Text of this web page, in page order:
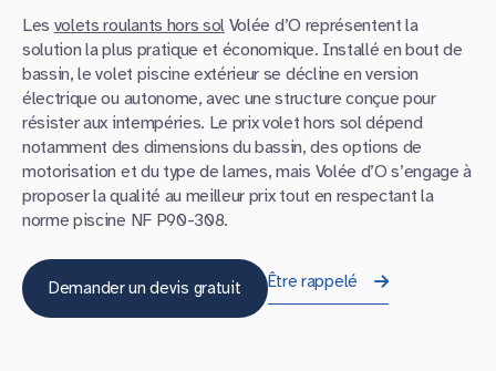
Les volets roulants hors sol Volée d’O représentent la
solution la plus pratique et économique. Installé en bout de
bassin, le volet piscine extérieur se décline en version
électrique ou autonome, avec une structure conçue pour
résister aux intempéries. Le prix volet hors sol dépend
notamment des dimensions du bassin, des options de
motorisation et du type de lames, mais Volée d’O s’engage à
proposer la qualité au meilleur prix tout en respectant la
norme piscine NF P90-308.
Demander un devis gratuit Être rappelé